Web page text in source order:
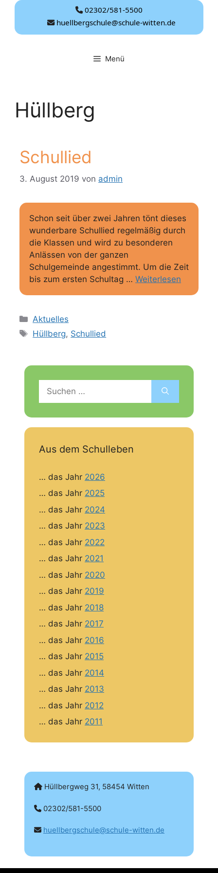
Zum
springen
02302/581-5500
huellbergschule@schule-witten.de
Menü
Hüllberg
Schullied
3. August 2019 von admin
Schon seit über zwei Jahren tönt dieses
wunderbare Schullied regelmäßig durch
die Klassen und wird zu besonderen
Anlässen von der ganzen
Schulgemeinde angestimmt. Um die Zeit
bis zum ersten Schultag … Weiterlesen
Kategorien
Aktuelles
Schlagwörter
Hüllberg, Schullied
nach:
Aus dem Schulleben
… das Jahr 2026
… das Jahr 2025
… das Jahr 2024
… das Jahr 2023
… das Jahr 2022
… das Jahr 2021
… das Jahr 2020
… das Jahr 2019
… das Jahr 2018
… das Jahr 2017
… das Jahr 2016
… das Jahr 2015
… das Jahr 2014
… das Jahr 2013
… das Jahr 2012
… das Jahr 2011
Hüllbergweg 31, 58454 Witten
02302/581-5500
huellbergschule@schule-witten.de